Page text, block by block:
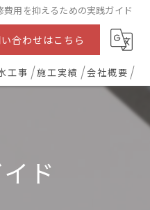
用を抑えるための実践ガイド
合わせはこちら
工事 施工実績 会社概要
ド